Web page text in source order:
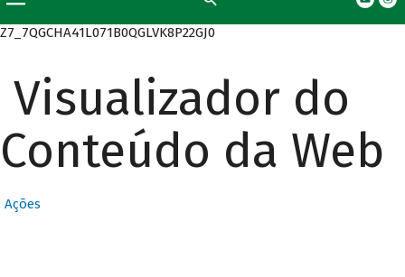
Z7_7QGCHA41L071B0QGLVK8P22GJ0
Visualizador do
Conteúdo da Web
Ações